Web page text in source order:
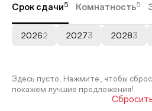
Срок сдачи5 Комнатность5
20262 20273 20283
Здесь пусто. Нажмите, чтобы
покажем лучшие предложения!